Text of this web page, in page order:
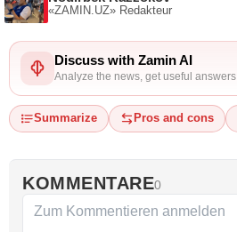
«ZAMIN.UZ» Redakteur
Discuss with Zamin AI
Analyze the news, get useful answers
Summarize Pros and cons
KOMMENTARE0